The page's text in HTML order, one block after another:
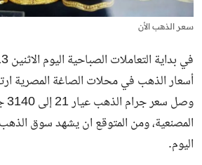
سعر الذهب الأن
أسعار الذهب في محلات الصاغة المصرية
المصنعية، ومن المتوقع ان يشهد سوق
اليوم.